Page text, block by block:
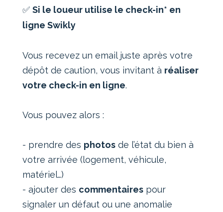
✅ Si le loueur utilise le check-in* en
ligne Swikly
Vous recevez un email juste après votre
dépôt de caution, vous invitant à réaliser
votre check-in en ligne.
Vous pouvez alors :
- prendre des photosde l’état du bien à
votre arrivée (logement, véhicule,
matériel…)
- ajouter des commentairespour
signaler un défaut ou une anomalie